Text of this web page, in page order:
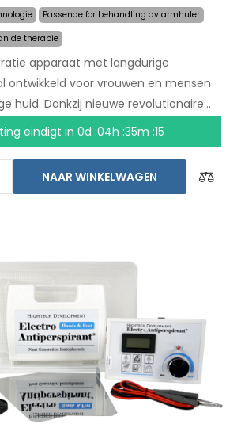
Passende for behandling av armhuler
de therapie
apparaat met langdurige
ontwikkeld voor vrouwen en mensen
huid. Dankzij nieuwe revolutionaire
zweten in een mum van tijd
langere tijd. Speciaal gemaakt voor
de voeten, oksels, en beide handen
van een ander persoon (allemaal
eindigt in 0d :04h :35m :14
NAAR WINKELWAGEN